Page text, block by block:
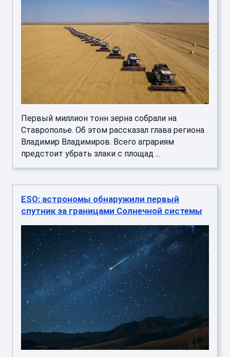
Первый миллион тонн зерна собрали на
Ставрополье. Об этом рассказал глава региона
Владимир Владимиров. Всего аграриям
предстоит убрать злаки с площад ...
ESO: астрономы обнаружили первый
спутник за границами Солнечной системы